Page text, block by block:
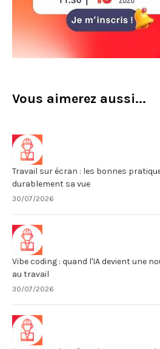
Vous aimerez aussi...
Travail sur écran : les bonnes
durablement sa vue
30/07/2026
Vibe coding : quand l'IA devient une
au travail
30/07/2026